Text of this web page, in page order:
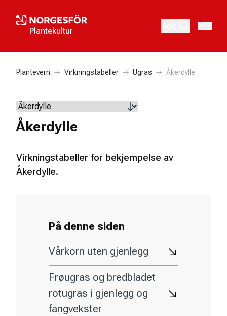
Plantekultur
Plantevern Virkningstabeller Ugras Åkerdylle
Åkerdylle
Virkningstabeller for bekjempelse av
Åkerdylle.
På denne siden
Vårkorn uten gjenlegg
Frøugras og bredbladet
rotugras i gjenlegg og
fangvekster